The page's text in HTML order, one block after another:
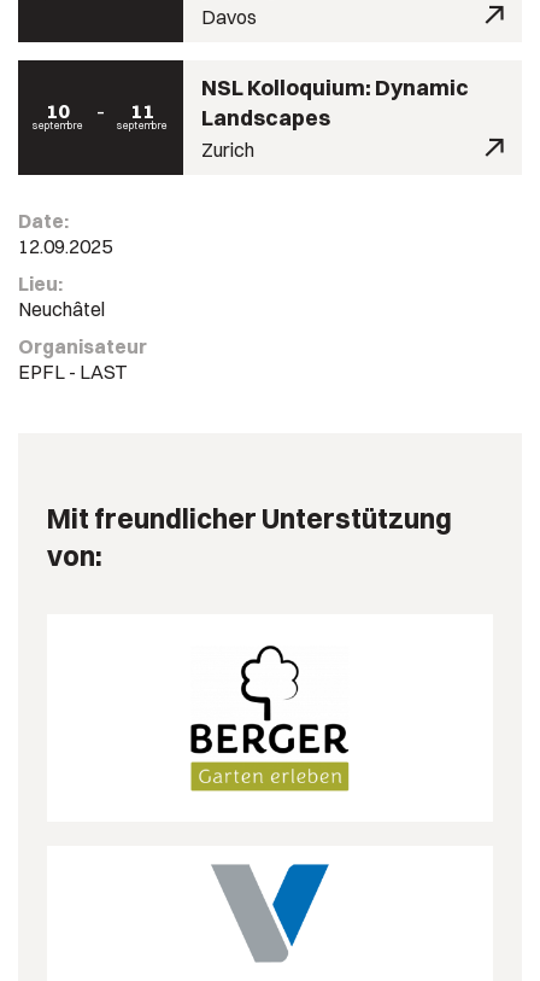
Davos
10
septembre
11
septembre
NSL Kolloquium: Dynamic
Landscapes
Zurich
Date:
12.09.2025
Lieu:
Neuchâtel
Organisateur
EPFL - LAST
Mit freundlicher Unterstützung
von: